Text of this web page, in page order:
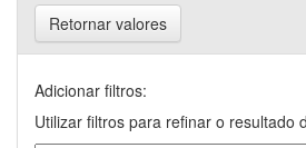
Retornar valores
Adicionar filtros:
Utilizar filtros para refinar o resultado